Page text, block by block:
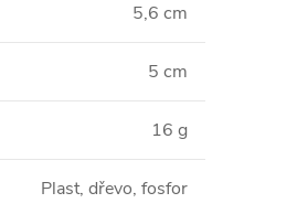
5,6 cm
5 cm
16 g
Plast, dřevo, fosfor